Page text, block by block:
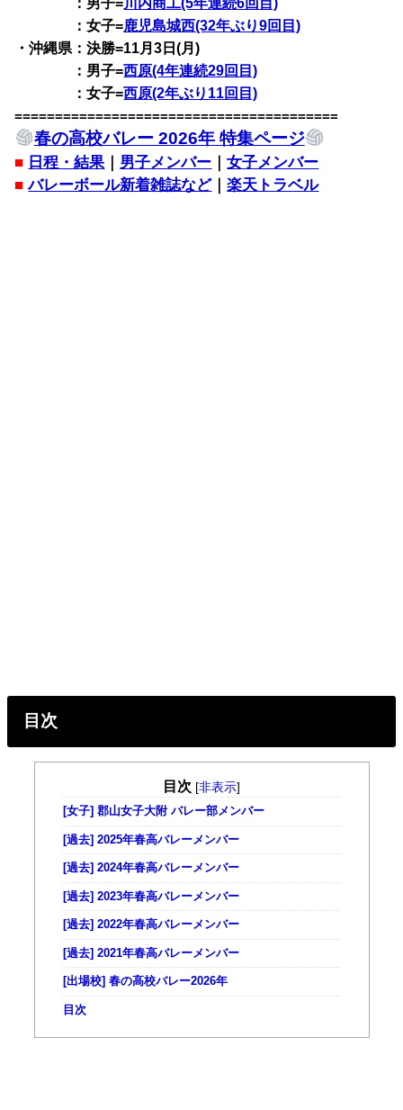
：男子=川内商工(5年連続6回目)
：女子=鹿児島城西(32年ぶり9回目)
・沖縄県：決勝=11月3日(月)
：男子=西原(4年連続29回目)
：女子=西原(2年ぶり11回目)
========================================
春の高校バレー 2026年 特集ページ
■ 日程・結果｜ 男子メンバー ｜女子メンバー
■ バレーボール新着雑誌など｜楽天トラベル
目次
目次 [非表示]
[女子] 郡山女子大附 バレー部メンバー
[過去] 2025年春高バレーメンバー
[過去] 2024年春高バレーメンバー
[過去] 2023年春高バレーメンバー
[過去] 2022年春高バレーメンバー
[過去] 2021年春高バレーメンバー
[出場校] 春の高校バレー2026年
目次